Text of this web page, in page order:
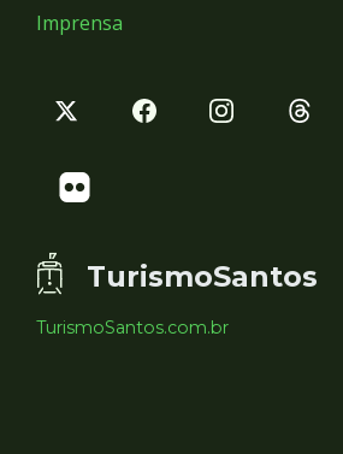
Imprensa
TurismoSantos
TurismoSantos.com.br